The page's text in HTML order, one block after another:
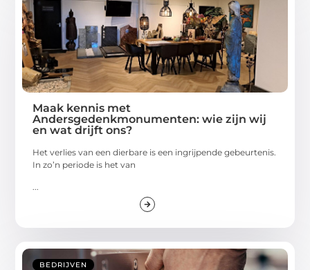
Maak kennis met
Andersgedenkmonumenten: wie zijn wij
en wat drijft ons?
Het verlies van een dierbare is een ingrijpende gebeurtenis.
In zo’n periode is het van
...
BEDRIJVEN